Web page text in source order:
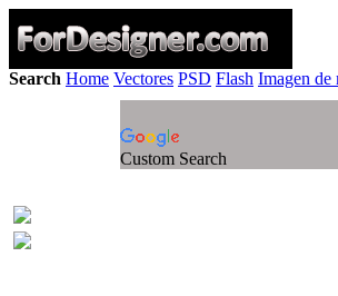
Search Home Vectores PSD Flash Imagen de
Custom Search